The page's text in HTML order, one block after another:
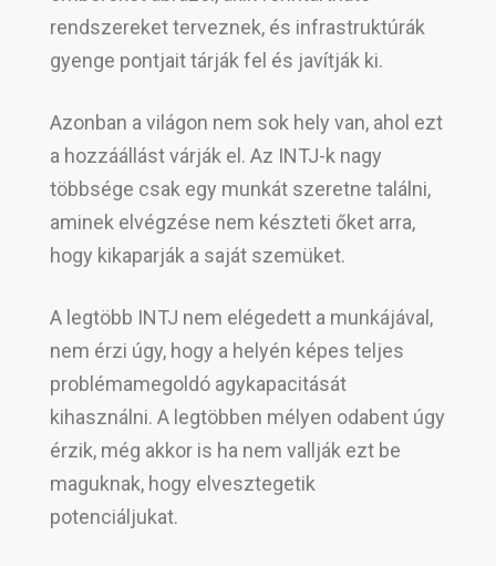
rendszereket terveznek, és infrastruktúrák
gyenge pontjait tárják fel és javítják ki.
Azonban a világon nem sok hely van, ahol ezt
a hozzáállást várják el. Az INTJ-k nagy
többsége csak egy munkát szeretne találni,
aminek elvégzése nem készteti őket arra,
hogy kikaparják a saját szemüket.
A legtöbb INTJ nem elégedett a munkájával,
nem érzi úgy, hogy a helyén képes teljes
problémamegoldó agykapacitását
kihasználni. A legtöbben mélyen odabent úgy
érzik, még akkor is ha nem vallják ezt be
maguknak, hogy elvesztegetik
potenciáljukat.